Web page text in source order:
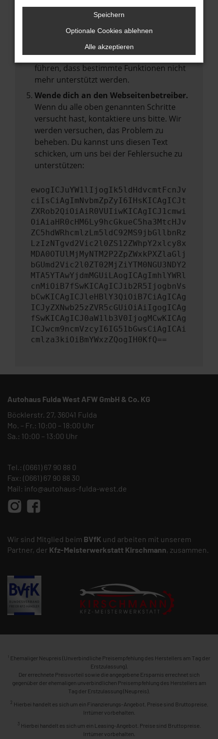
Stelle sicher, dass dein Browser und dein
Betriebssystem auf dem neuesten Stand
Veraltete Software birgt nicht nur ein
Sicherheitsrisiko, sondern kann auch dazu
führen, dass bestimmte Funktionen nicht
mehr unterstützt werden.
Wende dich an den Webseitenbetreiber.
Wenn du alle oben genannten Schritte
versucht hast, kontaktiere uns bitte. Wir
werden versuchen, das Problem zu
beheben. Du kannst uns diesen Text
schicken, um uns bei der Fehlersuche zu
unterstützen:
ewogICJuYW1lIjogIk5ldHdvcmtFcnJv
ciIsCiAgImNvbmZpZyI6IHsKICAgICJt
ZXRob2QiOiAiR0VUIiwKICAgICJ1cmwi
OiAiaHR0cHM6Ly9hcGkueC5ha3MtcHJv
ZC5hdWRhcmlzLm5ldC92MS9jbGllbnRz
LzIzNTgvd2Vic2l0ZS12ZWhpY2xlcy8x
MDA0OTUlMjMyNTM2P2ZpZWxkPXZlaGlj
bGUmd2Vic2l0ZT02MjZiYTM0NGU3NDY2
MTA5YTAwYjdmMGUiLAogICAgImhlYWRl
cnMiOiB7fSwKICAgICJib2R5IjogbnVs
bCwKICAgICJleHBlY3QiOiB7CiAgICAg
ICJyZXNwb25zZVR5cGUiOiAiIgogICAg
fSwKICAgICJ0aW1lb3V0IjogMCwKICAg
ICJwcm9ncmVzcyI6IG51bGwsCiAgICAi
cmlza3kiOiBmYWxzZQogIH0KfQ==
Autohaus Fulda West AFW GmbH & Co. KG
Böcklerstr. 27, 36041 Fulda
Mo. – Fr.: 10:00 – 18:00 Uhr
Sa.: 10:00 – 13:00 Uhr
Tel.: (0661) 67 90 88 0
Fax: (0661) 67 90 88 30
Mail: info@autohaus-fulda-west.de
Wir sind Mitglied beim BVfK und arbeiten mit unserem
Partner, der Kfz-Meisterwerkstatt Kirschmann, zusammen.
1 Ehemaliger Neupreis (Unverbindliche Preisempfehlung des Herstellers am Tag der
Erstzulassung).
Der errechnete Preisvorteil sowie die angegebene Ersparnis errechnet sich
gegenüber der ehemaligen unverbindlichen Preisempfehlung des Herstellers am
Tag der Erstzulassung (Neupreis).
2 Hierbei handelt es sich um ein Finanzierungs-Angebot. Preise sind Bruttopreise.
Irrtümer vorbehalten.
3 Hierbei handelt es sich um ein Leasing-Angebot. Preise sind Bruttopreise.
Irrtümer vorbehalten.
Speichern
Optionale Cookies ablehnen
Alle akzeptieren